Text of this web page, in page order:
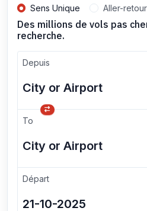
Sens Unique Aller-retour
Des millions de vols pas
recherche.
Depuis
To
Départ